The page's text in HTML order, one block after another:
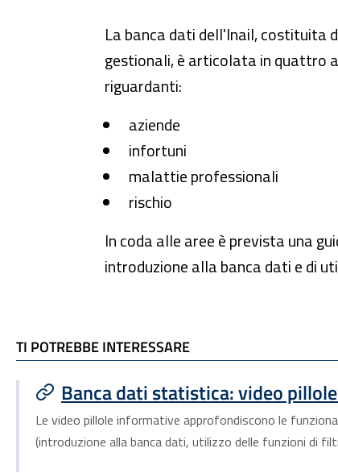
La banca dati dell'Inail, costituita
gestionali, è articolata in quattro
riguardanti:
aziende
infortuni
malattie professionali
rischio
In coda alle aree è prevista una
introduzione alla banca dati e di
TI POTREBBE INTERESSARE
TI POTREBBE INTERESSARE
Banca dati statistica: video
Le video pillole informative approfondiscono le
(introduzione alla banca dati, utilizzo delle funzioni di